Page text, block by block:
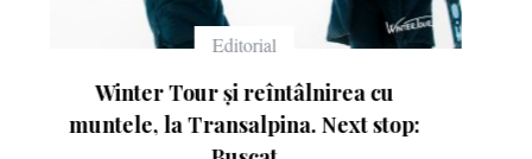
Echipament
Ce înseamnă numerele de pe schiuri